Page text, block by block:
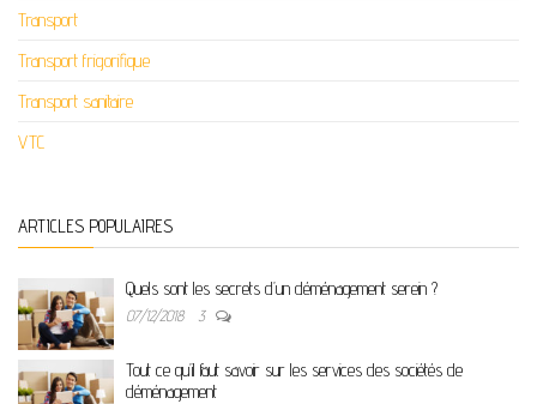
Transport
Transport frigorifique
Transport sanitaire
VTC
ARTICLES POPULAIRES
Quels sont les secrets d’un déménagement serein ?
07/12/2018 3
Tout ce qu’il faut savoir sur les services des sociétés de
déménagement